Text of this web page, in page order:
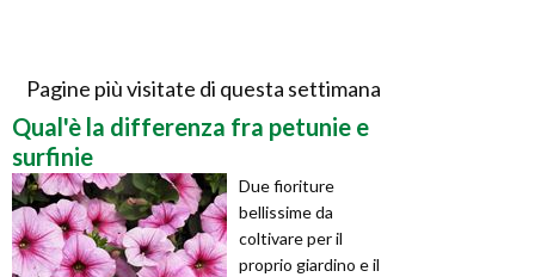
Pagine più visitate di questa settimana
Qual'è la differenza fra petunie e
surfinie
Due fioriture
bellissime da
coltivare per il
proprio giardino e il